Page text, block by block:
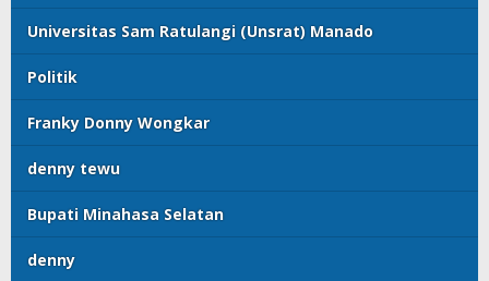
Universitas Sam Ratulangi (Unsrat) Manado
Politik
Franky Donny Wongkar
denny tewu
Bupati Minahasa Selatan
denny